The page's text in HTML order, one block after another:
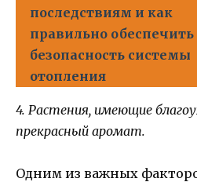
последствиям и как
правильно обеспечить
безопасность системы
отопления
4. Растения, имеющие
прекрасный аромат.
Одним из важных